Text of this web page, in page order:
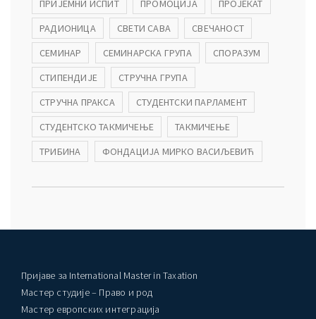
ПРИЈЕМНИ ИСПИТ
ПРОМОЦИЈА
ПРОЈЕКАТ
РАДИОНИЦА
СВЕТИ САВА
СВЕЧАНОСТ
СЕМИНАР
СЕМИНАРСКА ГРУПА
СПОРАЗУМ
СТИПЕНДИЈЕ
СТРУЧНА ГРУПА
СТРУЧНА ПРАКСА
СТУДЕНТСКИ ПАРЛАМЕНТ
СТУДЕНТСКО ТАКМИЧЕЊЕ
ТАКМИЧЕЊЕ
ТРИБИНА
ФОНДАЦИЈА МИРКО ВАСИЉЕВИЋ
Пријаве за International Master in Taxation
Мастер студије – Право и род
Мастер европских интеграција